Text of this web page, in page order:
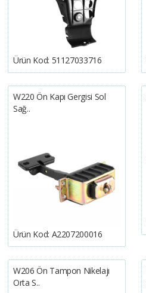
Ürün Kod: 51127033716
W220 Ön Kapı Gergisi Sol
Sağ..
Ürün Kod: A2207200016
W206 Ön Tampon Nikelajı
Orta S..